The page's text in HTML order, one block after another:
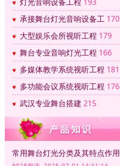
承接舞台灯光音响设备工 170
大型娱乐会所视听工程 179
舞台专业音响灯光工程 166
多媒体教学系统视听工程 181
多功能会议系统视听工程 176
武汉专业舞台搭建 215
常用舞台灯光分类及其特点作用